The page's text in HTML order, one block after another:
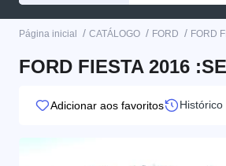
Página inicial / CATÁLOGO / FORD / FORD
FORD FIESTA 2016
Adicionar aos favoritos